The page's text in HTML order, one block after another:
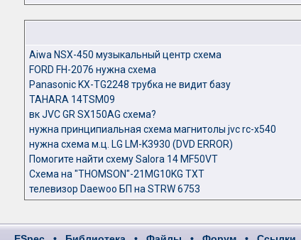
Aiwa NSX-450 музыкальный центр схема
FORD FH-2076 нужна схема
Panasonic KX-TG2248 трубка не видит базу
TAHARA 14TSM09
вк JVC GR SX150AG схема?
нужна принципиальная схема магнитолы jvc rc-x540
нужна схема м.ц. LG LM-K3930 (DVD ERROR)
Помогите найти схему Salora 14 MF50VT
Схема на "THOMSON"-21MG10KG TXT
телевизор Daewoo БП на STRW 6753